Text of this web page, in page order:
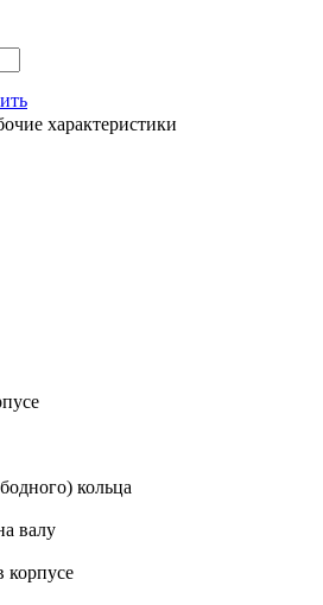
характеристики
кольца
валу
корпусе